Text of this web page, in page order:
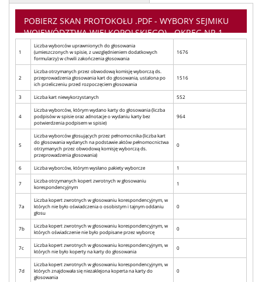
POBIERZ SKAN PROTOKOŁU .PDF - WYBORY SEJMIKU
WOJEWÓDZTWA WIELKOPOLSKIEGO) - OKRĘG NR 1
1
Liczba wyborców uprawnionych do głosowania
(umieszczonych w spisie, z uwzględnieniem dodatkowych
formularzy) w chwili zakończenia głosowania
1676
2
Liczba otrzymanych przez obwodową komisję wyborczą ds.
przeprowadzenia głosowania kart do głosowania, ustalona po
ich przeliczeniu przed rozpoczęciem głosowania
1516
3 Liczba kart niewykorzystanych 552
4
Liczba wyborców, którym wydano karty do głosowania (liczba
podpisów w spisie oraz adnotacje o wydaniu karty bez
potwierdzenia podpisem w spisie)
964
5
Liczba wyborców głosujących przez pełnomocnika (liczba kart
do głosowania wydanych na podstawie aktów pełnomocnictwa
otrzymanych przez obwodową komisję wyborczą ds.
przeprowadzenia głosowania)
0
6 Liczba wyborców, którym wysłano pakiety wyborcze 1
7
Liczba otrzymanych kopert zwrotnych w głosowaniu
korespondencyjnym
1
7a
Liczba kopert zwrotnych w głosowaniu korespondencyjnym, w
których nie było oświadczenia o osobistym i tajnym oddaniu
głosu
0
7b
Liczba kopert zwrotnych w głosowaniu korespondencyjnym, w
których oświadczenie nie było podpisane przez wyborcę
0
7c
Liczba kopert zwrotnych w głosowaniu korespondencyjnym, w
których nie było koperty na karty do głosowania
0
7d
Liczba kopert zwrotnych w głosowaniu korespondencyjnym, w
których znajdowała się niezaklejona koperta na karty do
głosowania
0